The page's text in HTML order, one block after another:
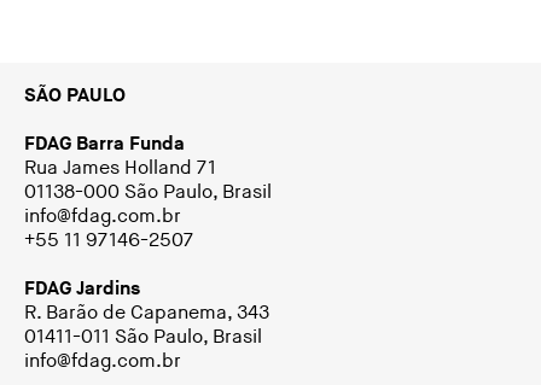
SÃO PAULO
FDAG Barra Funda
Rua James Holland 71
01138-000 São Paulo, Brasil
info@fdag.com.br
+55 11 97146-2507
FDAG Jardins
R. Barão de Capanema, 343
01411-011 São Paulo, Brasil
info@fdag.com.br